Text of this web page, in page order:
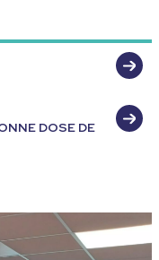
DOSE DE